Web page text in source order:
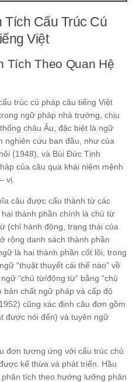
Cấu Trúc Cú
Việt
Tích Theo Quan Hệ
trúc cú pháp câu tiếng Việt
ngữ pháp nhà trường, chịu
châu Âu, đặc biệt là ngữ
nghiên cứu ban đầu, như của
(1948), và Bùi Đức Tịnh
của câu qua khái niệm mệnh
vị.
câu được cấu thành từ các
thành phần chính là chủ từ
(chỉ hành động, trạng thái của
rộng danh sách thành phần
là hai thành phần cốt lõi, trong
“thuật thuyết cái thế nào” về
“chủ từ/động từ” bằng “chủ
bản chất ngữ pháp và cấp độ
cũng xác định câu đơn gồm
được nói đến) và tuyên ngữ
đơn tương ứng với cấu trúc chủ
kế thừa và phát triển. Hầu
tích theo hướng lưỡng phân